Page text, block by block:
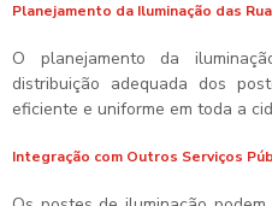
Planejamento da Iluminação das
O planejamento da
distribuição adequada dos
eficiente e uniforme em toda a
Integração com Outros Serviços